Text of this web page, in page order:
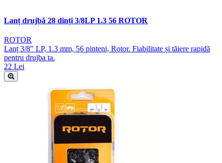
Lanț drujbă 28 dinți 3/8LP 1.3 56 ROTOR
ROTOR
Lanț 3/8" LP, 1.3 mm, 56 pinteni, Rotor. Fiabilitate și tăiere rapidă
pentru drujba ta.
22 Lei